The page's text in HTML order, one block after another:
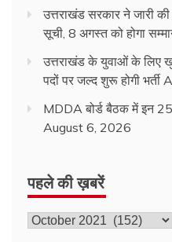
उत्तराखंड सरकार ने जारी
सूची, 8 अगस्त को होगा
उत्तराखंड के युवाओं के लिए
पदों पर जल्द शुरू होगी भर्ती
MDDA बोर्ड बैठक में इन 25
August 6, 2026
पहले की ख़बरें
पहले